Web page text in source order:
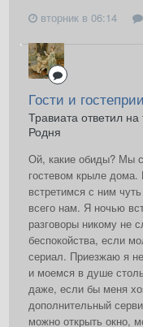
вторник в 06:14
Гости и
Травиата ответил
Родня
Ой, какие обиды? Мы
гостевом крыле
встретимся с ним
всего нам. Я ночью
разговоры никому не
беспокойства, если
сериал. Приезжаю я
и моемся в душе
даже, если бы меня
дополнительный
можно открыть окно,